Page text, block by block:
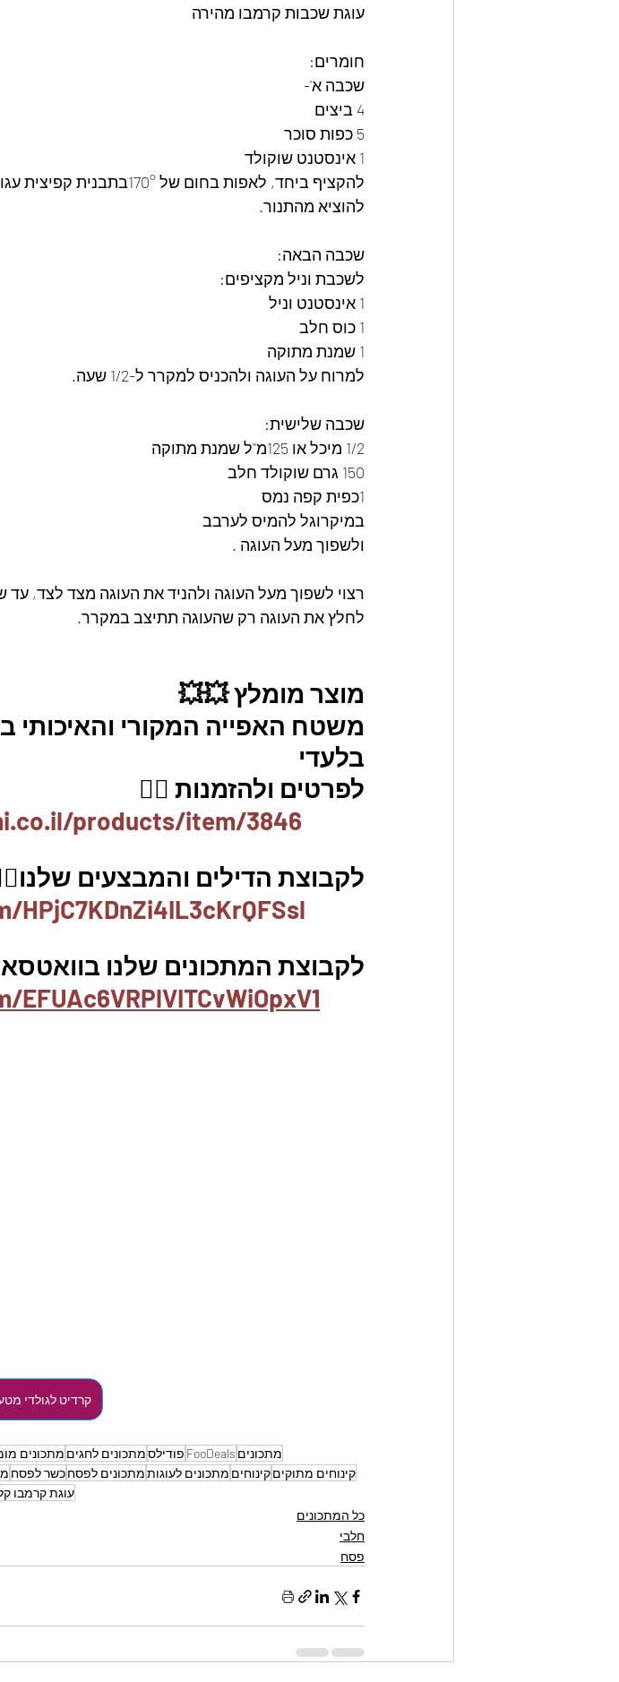
עוגת שכבות קרמבו מהירה
חומרים:
שכבה א'-
4 ביצים
5 כפות סוכר
1 אינסטנט שוקולד
להקציף ביחד, לאפות בחום של 170°בתבנית קפיצית עגולה 24 כ- 10-15 דקות.
להוציא מהתנור.
שכבה הבאה:
לשכבת וניל מקציפים:
1 אינסטנט וניל
1 כוס חלב
1 שמנת מתוקה
למרוח על העוגה ולהכניס למקרר ל-1/2 שעה.
שכבה שלישית:
1/2 מיכל או 125מ"ל שמנת מתוקה
150 גרם שוקולד חלב
1כפית קפה נמס
במיקרוגל להמיס לערבב
ולשפוך מעל העוגה .
רצוי לשפוך מעל העוגה ולהניד את העוגה מצד לצד, עד
לחלץ את העוגה רק שהעוגה תתיצב במקרר.
מוצר מומלץ 💥💥
משטח האפייה המקורי והאיכותי
בלעדי
לפרטים ולהזמנות 👇🏼
products/item/3846
לקבוצת הדילים והמבצעים
לקבוצת המתכונים שלנו
קרדיט לגולדי
מתכונים FooDeals פודילסמתכונים לחגים מתכונים
קינוחים מתוקיםקינוחים מתכונים לעוגותמתכונים לפסחכשר לפסח
עוגת קרמבו
כל המתכונים
חלבי
פסח